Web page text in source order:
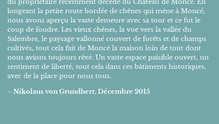
du propriétaire récemment décédé du Château de Moncé. En
longeant la petite route bordée de chênes qui mène à Moncé,
nous avons aperçu la vaste demeure avec sa tour et ce fut le
coup de foudre. Les vieux chênes, la vue vers la vallée du
Salembre, le paysage vallonné couvert de forêts et de champs
cultivés, tout cela fait de Moncé la maison loin de tout dont
nous avions toujours rêvé. Un vaste espace paisible ouvert, un
sentiment de liberté, tout cela dans ces bâtiments historiques,
avec de la place pour nous tous.
– Nikolaus von Grundherr, Décembre 2015